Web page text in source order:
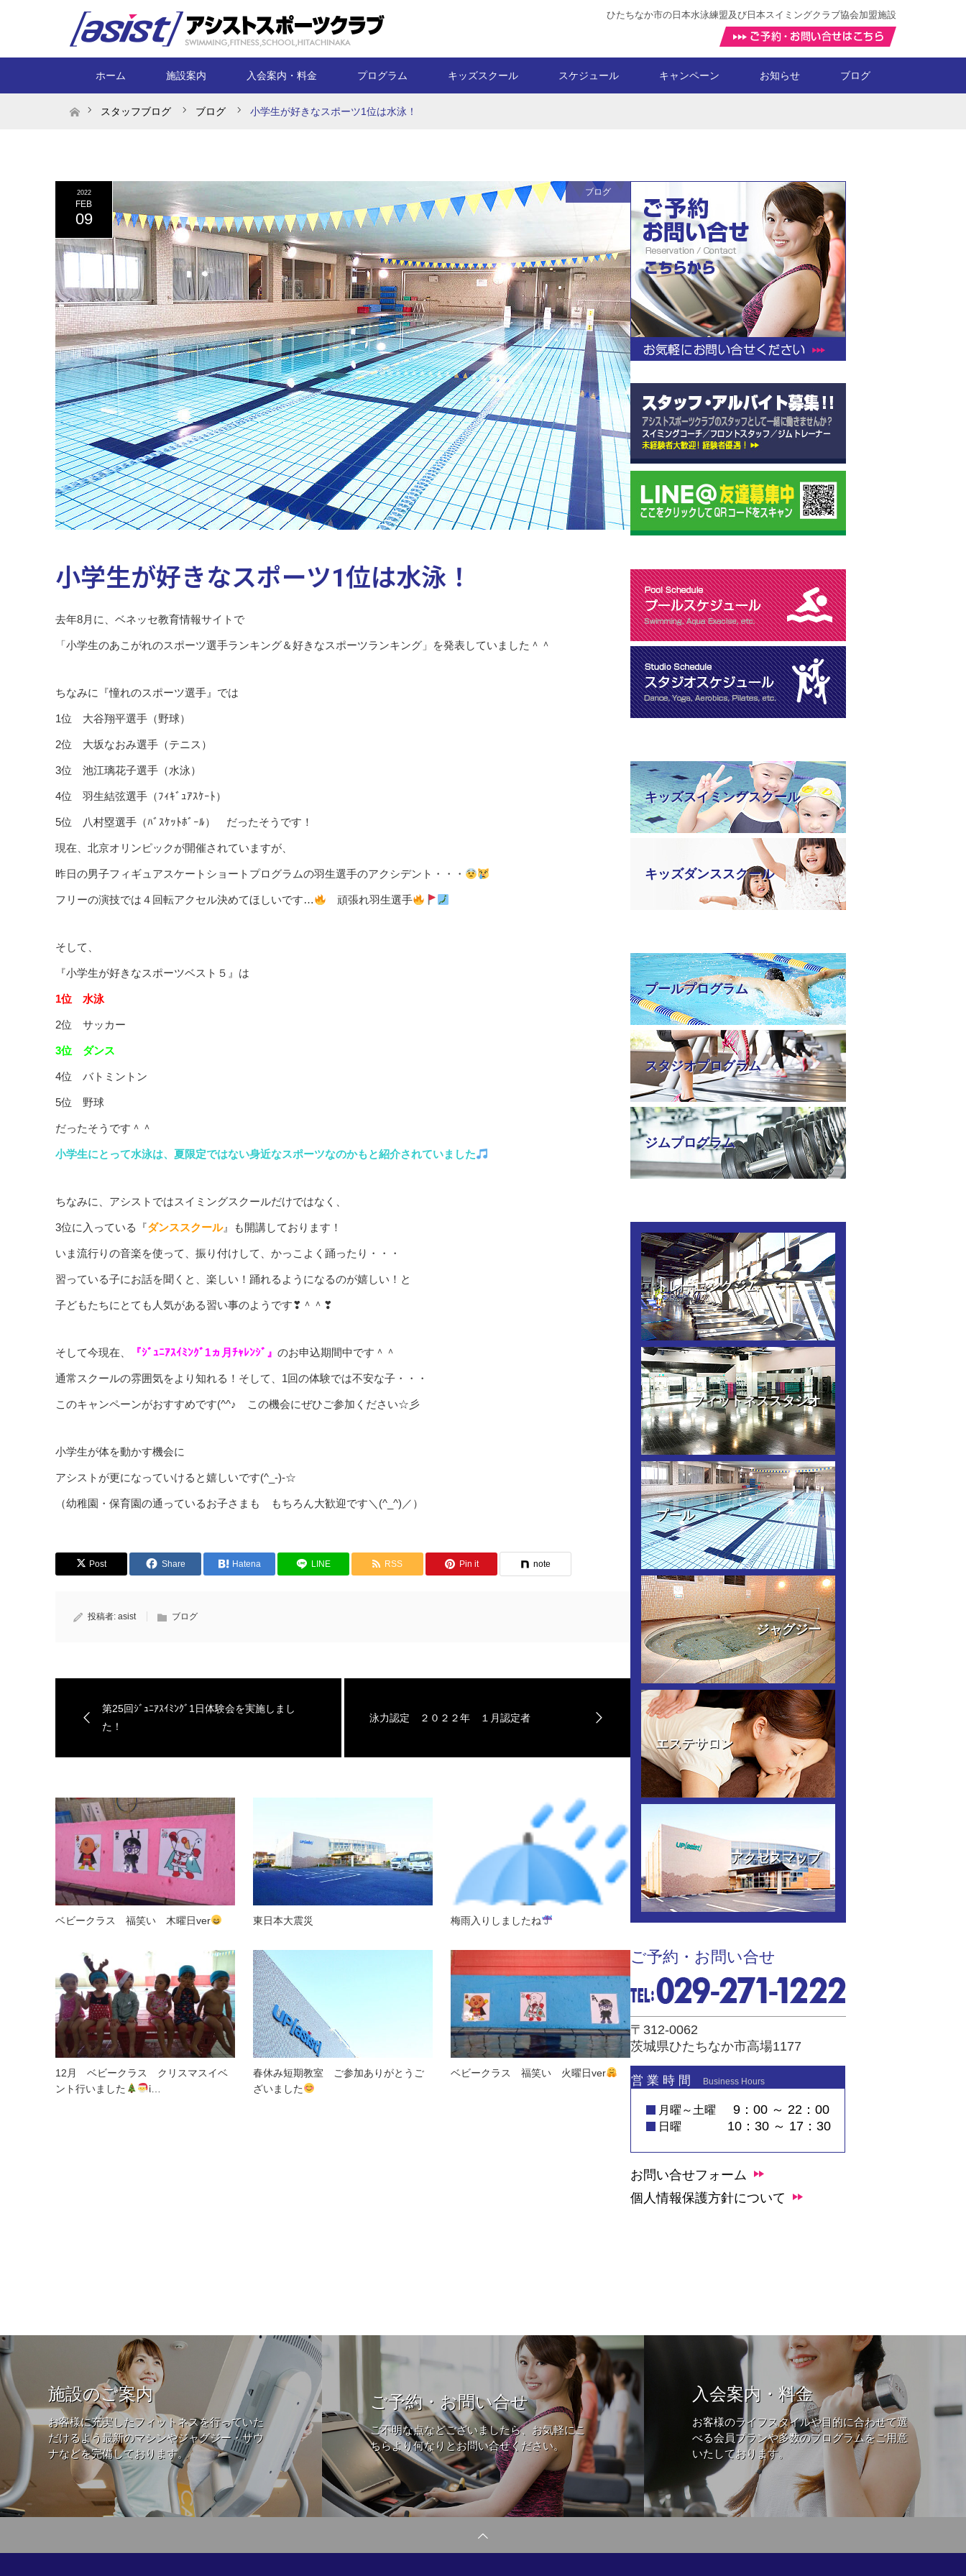
ひたちなか市の日本水泳練盟及び日本スイミングクラブ協会加盟施設
ホーム 施設案内 入会案内・料金 プログラム キッズスクール スケジュール キャンペーン お知らせ ブログ
ホームスタッフブログ ブログ 小学生が好きなスポーツ1位は水泳！
2022
FEB
09
ブログ
小学生が好きなスポーツ1位は水泳！
去年8月に、ベネッセ教育情報サイトで
「小学生のあこがれのスポーツ選手ランキング＆好きなスポーツランキング」を発表していました＾＾
ちなみに『憧れのスポーツ選手』では
1位 大谷翔平選手（野球）
2位 大坂なおみ選手（テニス）
3位 池江璃花子選手（水泳）
4位 羽生結弦選手（ﾌｨｷﾞｭｱｽｹｰﾄ）
5位 八村塁選手（ﾊﾞｽｹｯﾄﾎﾞｰﾙ） だったそうです！
現在、北京オリンピックが開催されていますが、
昨日の男子フィギュアスケートショートプログラムの羽生選手のアクシデント・・・
フリーの演技では４回転アクセル決めてほしいです… 頑張れ羽生選手
そして、
『小学生が好きなスポーツベスト５』は
1位 水泳
2位 サッカー
3位 ダンス
4位 バトミントン
5位 野球
だったそうです＾＾
小学生にとって水泳は、夏限定ではない身近なスポーツなのかもと紹介されていました
ちなみに、アシストではスイミングスクールだけではなく、
3位に入っている『ダンススクール』も開講しております！
いま流行りの音楽を使って、振り付けして、かっこよく踊ったり・・・
習っている子にお話を聞くと、楽しい！踊れるようになるのが嬉しい！と
子どもたちにとても人気がある習い事のようです❣＾＾❣
そして今現在、 『ｼﾞｭﾆｱｽｲﾐﾝｸﾞ1ヵ月ﾁｬﾚﾝｼﾞ』 のお申込期間中です＾＾
通常スクールの雰囲気をより知れる！そして、1回の体験では不安な子・・・
このキャンペーンがおすすめです(^^♪ この機会にぜひご参加ください☆彡
小学生が体を動かす機会に
アシストが更になっていけると嬉しいです(^_-)-☆
（幼稚園・保育園の通っているお子さまも もちろん大歓迎です＼(^_^)／）
Post Share Hatena LINE RSS Pin it note
投稿者: asist ブログ
第25回ｼﾞｭﾆｱｽｲﾐﾝｸﾞ1日体験会を実施しまし
た！
泳力認定 ２０２２年 １月認定者
ベビークラス 福笑い 木曜日ver 東日本大震災 梅雨入りしましたね
12月 ベビークラス クリスマスイベ
ント行いました
ἱ…
春休み短期教室 ご参加ありがとうご
ざいました
ベビークラス 福笑い 火曜日ver
キッズスイミングスクール
キッズダンススクール
プールプログラム
スタジオプログラム
ジムプログラム
トレーニングジム
フィットネススタジオ
プール
ジャグジー
エステサロン
アクセスマップ
ご予約・お問い合せ
〒312-0062
茨城県ひたちなか市高場1177
営 業 時 間 Business Hours
月曜～土曜 9：00 ～ 22：00
日曜 10：30 ～ 17：30
お問い合せフォーム
個人情報保護方針について
施設のご案内
お客様に充実したフィットネスを行っていた
だけるよう最新のマシンやジャグジー・サウ
ナなどを完備しております。
ご予約・お問い合せ
ご不明な点などございましたら、お気軽にこ
ちらより何なりとお問い合せください。
入会案内・料金
お客様のライフスタイルや目的に合わせて選
べる会員プランや多数のプログラムをご用意
いたしております。